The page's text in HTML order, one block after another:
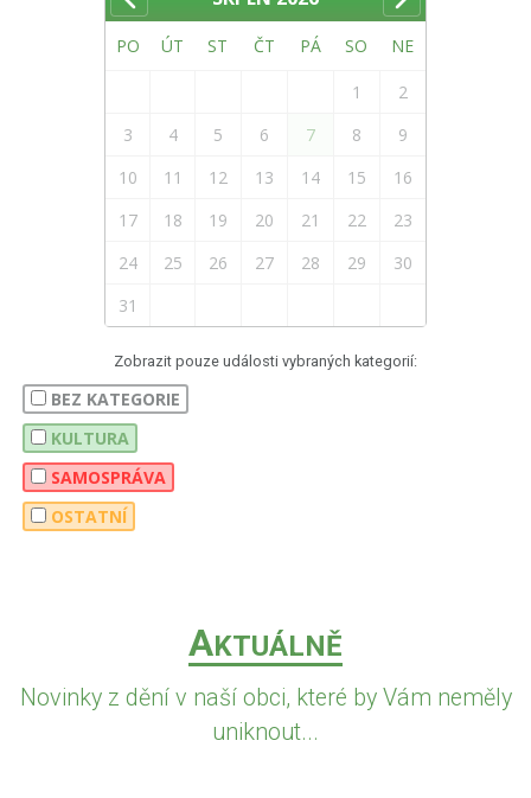
PO ÚT ST ČT PÁ SO NE
1
2
3
4 5 6 7 8
9
10
11 12 13 14 15
16
17
18 19 20 21 22
23
24
25 26 27 28 29
30
31
Zobrazit pouze události vybraných kategorií:
BEZ KATEGORIE
KULTURA
SAMOSPRÁVA
OSTATNÍ
AKTUÁLNĚ
Novinky z dění v naší obci, které by Vám neměly
uniknout...